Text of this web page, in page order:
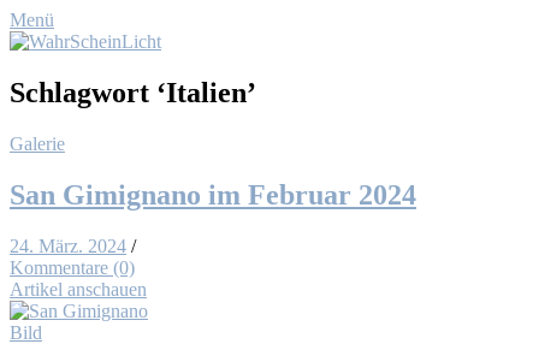
Menü
Schlagwort ‘Italien’
Galerie
San Gi­migna­no im Fe­bru­ar 2024
24. März. 2024 /
Kommentare (0)
Artikel anschauen
Bild